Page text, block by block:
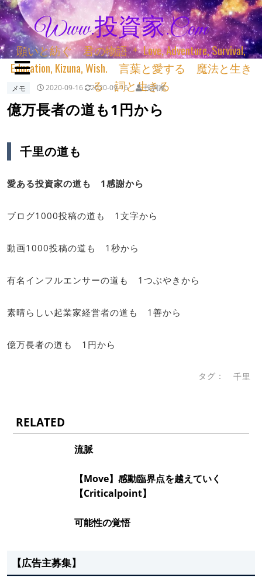
Www.投資家.com
願いと紡ぐ 君の物語 ＊ Love, Adventure, Survival,
Education, Kizuna, Wish. 言葉と愛する 魔法と生き
る 詞と生きる
メモ 2020-09-16 2020-09-16 投詞家
億万長者の道も1円から
千里の道も
愛ある投資家の道も 1感謝から
ブログ1000投稿の道も 1文字から
動画1000投稿の道も 1秒から
有名インフルエンサーの道も 1つぶやきから
素晴らしい起業家経営者の道も 1善から
億万長者の道も 1円から
タグ： 千里
RELATED
流脈
【Move】感動臨界点を越えていく
【Criticalpoint】
可能性の覚悟
【広告主募集】